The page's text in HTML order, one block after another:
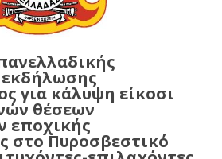
για κάλυψη είκοσι
θέσεων
εποχικής
στο Πυροσβεστικό